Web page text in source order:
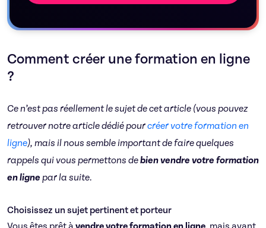
Comment créer une formation en ligne
?
Ce n’est pas réellement le sujet de cet article (vous pouvez
retrouver notre article dédié pourcréer votre formation en
ligne), mais il nous semble important de faire quelques
rappels qui vous permettons debien vendre votre formation
en ligne par la suite.
Choisissez un sujet pertinent et porteur